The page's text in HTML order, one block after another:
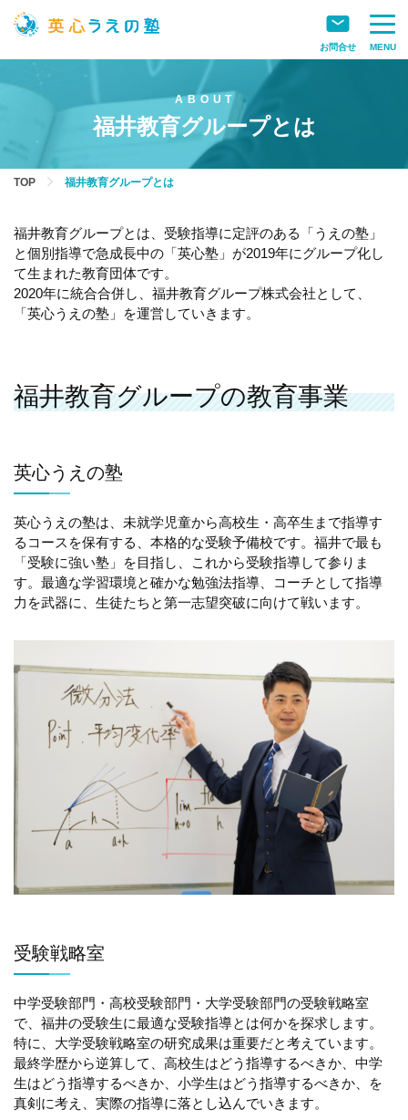
MENU
お問合せ
福井教育グループとは
TOP 福井教育グループとは
福井教育グループとは、受験指導に定評のある「うえの塾」
と個別指導で急成長中の「英心塾」が2019年にグループ化し
て生まれた教育団体です。
2020年に統合合併し、福井教育グループ株式会社として、
「英心うえの塾」を運営していきます。
福井教育グループの教育事業
英心うえの塾
英心うえの塾は、未就学児童から高校生・高卒生まで指導す
るコースを保有する、本格的な受験予備校です。福井で最も
「受験に強い塾」を目指し、これから受験指導して参りま
す。最適な学習環境と確かな勉強法指導、コーチとして指導
力を武器に、生徒たちと第一志望突破に向けて戦います。
受験戦略室
中学受験部門・高校受験部門・大学受験部門の受験戦略室
で、福井の受験生に最適な受験指導とは何かを探求します。
特に、大学受験戦略室の研究成果は重要だと考えています。
最終学歴から逆算して、高校生はどう指導するべきか、中学
生はどう指導するべきか、小学生はどう指導するべきか、を
真剣に考え、実際の指導に落とし込んでいきます。